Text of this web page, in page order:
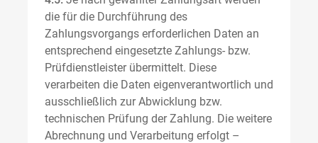
die für die Durchführung des
Zahlungsvorgangs erforderlichen Daten an
entsprechend eingesetzte Zahlungs- bzw.
Prüfdienstleister übermittelt. Diese
verarbeiten die Daten eigenverantwortlich und
ausschließlich zur Abwicklung bzw.
technischen Prüfung der Zahlung. Die weitere
Abrechnung und Verarbeitung erfolgt –